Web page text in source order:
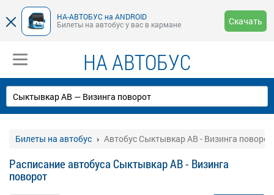
НА-АВТОБУС на ANDROID
Билеты на автобус у вас в кармане
Скачать
НА АВТОБУС
Билеты на автобус Автобус Сыктывкар АВ - Визинга поворот
Расписание автобуса Сыктывкар АВ - Визинга
поворот